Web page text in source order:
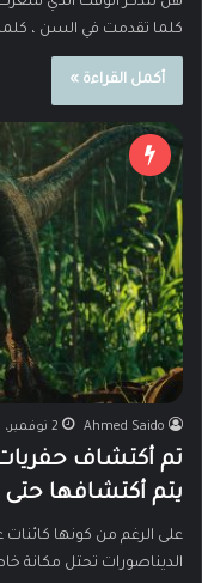
كلما تقدمت في السن ، كلما
أكمل القراءة »
Ahmed Saido 2 نوفمبر، 2022
تم أكتشاف حفريات
يتم أكتشافها
على الرغم من كونها
الديناصورات تحتل مكانة